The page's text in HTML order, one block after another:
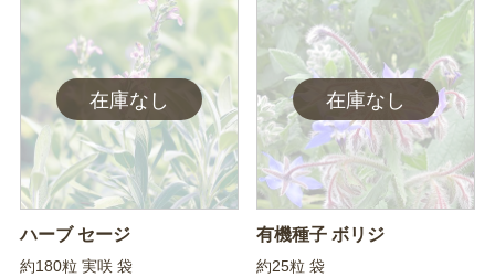
ハーブ セージ
約180粒 実咲 袋
有機種子 ボリジ
約25粒 袋